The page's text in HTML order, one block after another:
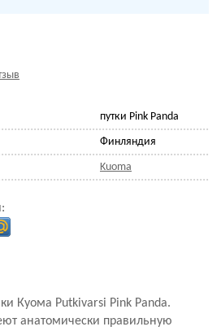
путки Pink Panda
Финляндия
Kuoma
Куома Putkivarsi Pink Panda.
анатомически правильную